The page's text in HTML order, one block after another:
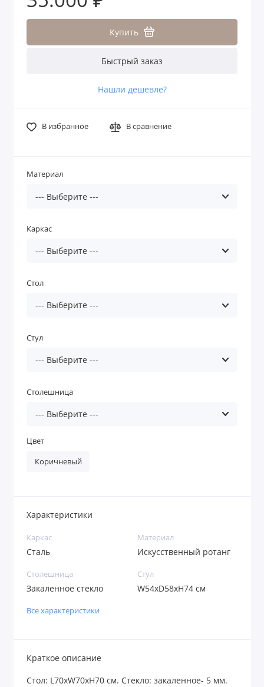
Купить
Быстрый заказ
Нашли дешевле?
В избранное В сравнение
Материал
Каркас
Стол
Стул
Столешница
Цвет
Коричневый
Характеристики
Каркас
Сталь
Материал
Искусственный ротанг
Столешница
Закаленное стекло
Стул
W54хD58xH74 см
Все характеристики
Краткое описание
Стол: L70xW70xH70 см. Стекло: закаленное- 5 мм.